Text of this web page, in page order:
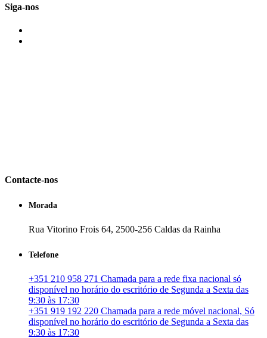
Siga-nos
Contacte-nos
Morada
Rua Vitorino Frois 64, 2500-256 Caldas da Rainha
Telefone
+351 210 958 271 Chamada para a rede fixa nacional só
disponível no horário do escritório de Segunda a Sexta das
9:30 às 17:30
+351 919 192 220 Chamada para a rede móvel nacional, Só
disponível no horário do escritório de Segunda a Sexta das
9:30 às 17:30